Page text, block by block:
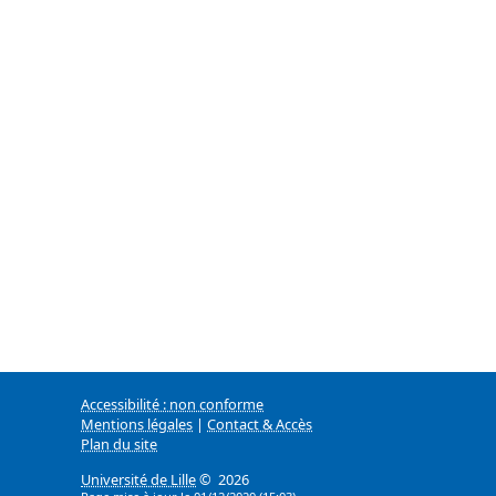
Accessibilité : non conforme
Mentions légales | Contact & Accès
Plan du site
Université de Lille© 2026